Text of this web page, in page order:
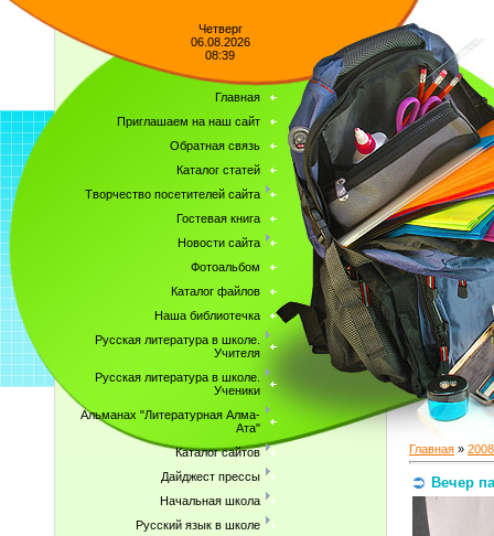
Четверг
06.08.2026
08:39
Главная
Приглашаем на наш сайт
Обратная связь
Каталог статей
Творчество посетителей сайта
Гостевая книга
Новости сайта
Фотоальбом
Каталог файлов
Наша библиотечка
Русская литература в школе.
Учителя
Русская литература в школе.
Ученики
Альманах "Литературная Алма-
Ата"
Каталог сайтов
Дайджест прессы
Начальная школа
Русский язык в школе
Главная » 2008
Вечер